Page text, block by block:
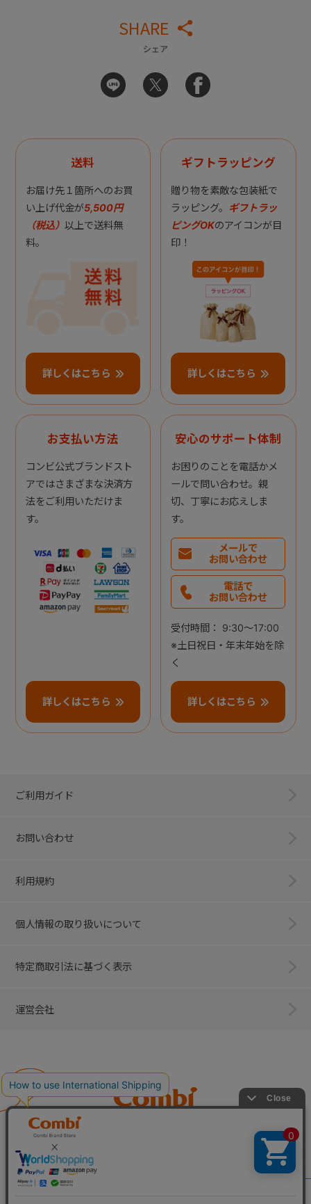
SHARE
シェア
送料
お届け先１箇所へのお買
い上げ代金が5,500円
（税込） 以上で送料無
料。
詳しくはこちら
ギフトラッピング
贈り物を素敵な包装紙で
ラッピング。 ギフトラッ
ピングOKのアイコンが目
印！
詳しくはこちら
お支払い方法
コンビ公式ブランドスト
アではさまざまな決済方
法をご利用いただけま
す。
詳しくはこちら
安心のサポート体制
お困りのことを電話かメ
ールで問い合わせ。親
切、丁寧にお応えしま
す。
メールで
お問い合わせ
電話で
お問い合わせ
受付時間： 9:30～17:00
※土日祝日・年末年始を除
く
詳しくはこちら
ご利用ガイド
お問い合わせ
利用規約
個人情報の取り扱いについて
特定商取引法に基づく表示
運営会社